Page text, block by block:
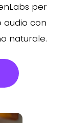
per
audio con
naturale.